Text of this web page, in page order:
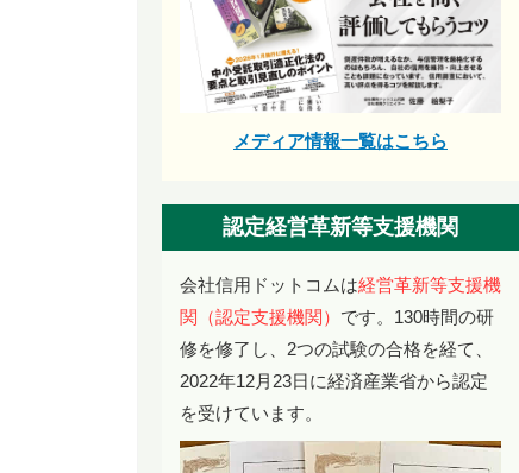
メディア情報一覧はこちら
認定経営革新等支援機関
会社信用ドットコムは経営革新等支援機
関（認定支援機関） です。130時間の研
修を修了し、2つの試験の合格を経て、
2022年12月23日に経済産業省から認定
を受けています。